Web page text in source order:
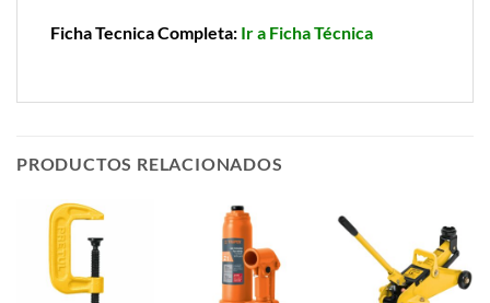
Ficha Tecnica Completa: Ir a Ficha Técnica
PRODUCTOS RELACIONADOS